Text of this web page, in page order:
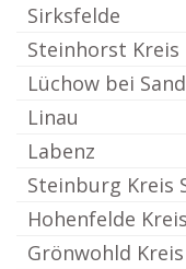
Sirksfelde
Steinhorst
Lüchow bei
Linau
Labenz
Steinburg Kreis
Hohenfelde
Grönwohld